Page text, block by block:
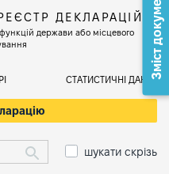
ДЕКЛАРАЦІЙ
держави або місцевого
СТАТИСТИЧНІ ДАНІ
шукати скрізь
Зміст документа